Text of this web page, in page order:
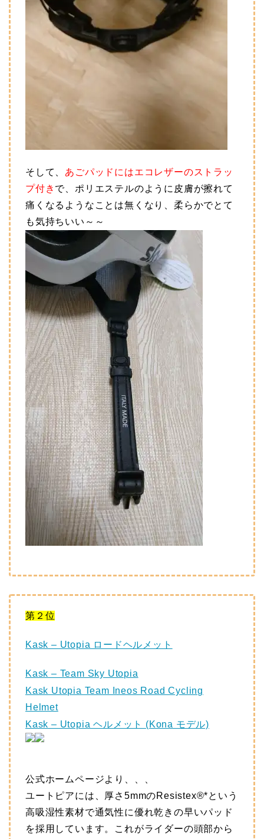
そして、 あごパッドにはエコレザーのストラッ
プ付き で、ポリエステルのように皮膚が擦れて
痛くなるようなことは無くなり、柔らかでとて
も気持ちいい～～
第２位
Kask – Utopia ロードヘルメット
Kask – Team Sky Utopia
Kask Utopia Team Ineos Road Cycling
Helmet
Kask – Utopia ヘルメット (Kona モデル)
公式ホームページより、、、
ユートピアには、厚さ5mmのResistex®*という
高吸湿性素材で通気性に優れ乾きの早いパッド
を採用しています。これがライダーの頭部から